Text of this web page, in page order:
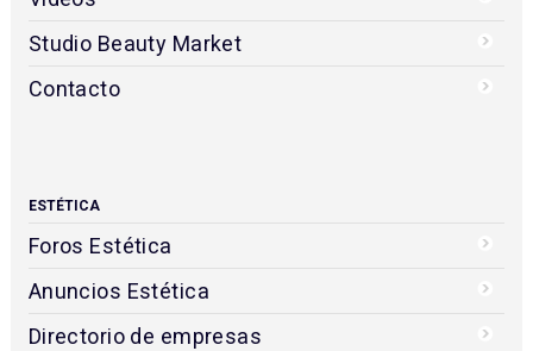
Studio Beauty Market
Contacto
ESTÉTICA
Foros Estética
Anuncios Estética
Directorio de empresas